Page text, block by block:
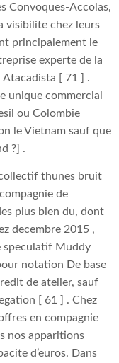
Convoques-Accolas,
visibilite chez leurs
principalement le
experte de la
Atacadista [ 71 ] .
unique commercial
ou Colombie
le Vietnam sauf que
?] .
thunes bruit
de
plus bien du, dont
decembre 2015 ,
speculatif Muddy
notation De base
de atelier, sauf
[ 61 ] . Chez
en compagnie
nos apparitions
d’euros. Dans